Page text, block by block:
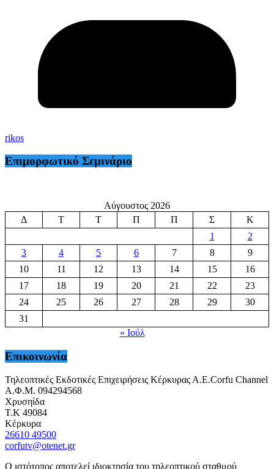
rikos
Επιμορφωτικό Σεμινάριο
Αύγουστος 2026
Δ
Τ Τ Π Π Σ
Κ
1
2
3
4 5 6 7 8
9
10
11 12 13 14 15
16
17
18 19 20 21 22
23
24
25 26 27 28 29
30
31
« Ιούλ
Επικοινωνία
Τηλεοπτικές Εκδοτικές Επιχειρήσεις Κέρκυρας Α.Ε.Corfu Channel
Α.Φ.Μ. 094294568
Χρυσηίδα
Τ.Κ 49084
Κέρκυρα
26610 49500
corfutv@otenet.gr
Ο ιστότοπος αποτελεί ιδιοκτησία του τηλεοπτικού σταθμού